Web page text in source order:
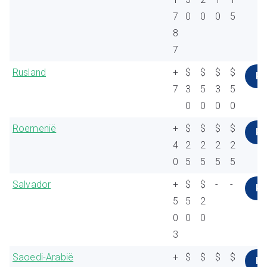
7
8
7
0
0
0
5
Rusland
+
7
$
3
0
$
5
0
$
3
0
$
5
0
Roemenië
+
4
0
$
2
5
$
2
5
$
2
5
$
2
5
Salvador
+
5
0
3
$
5
0
$
2
0
- -
Saoedi-Arabië + $ $ $ $